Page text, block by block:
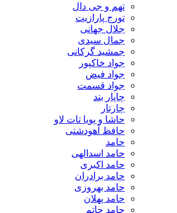
تهم و جی دال
تورج پارازیت
جلال جهانی
جمال سیدی
جمشید گرکانی
جواد خاکپور
جواد فیض
جواد قسمت
چاپار بند
حاشا و پویا تات لاو
حافظ آهودشتی
حامد اسدالهی
حامد اکبری
حامد برادران
حامد بهروزی
حامد پهلان
حامد حاتم